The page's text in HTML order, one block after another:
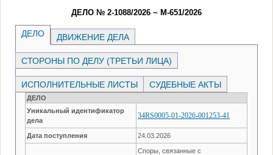
ДЕЛО № 2-1088/2026 ~ М-651/2026
ДЕЛО ДВИЖЕНИЕ ДЕЛА
СТОРОНЫ ПО ДЕЛУ (ТРЕТЬИ ЛИЦА)
ИСПОЛНИТЕЛЬНЫЕ ЛИСТЫ СУДЕБНЫЕ АКТЫ
ДЕЛО
Уникальный идентификатор
дела
34RS0005-01-2026-001253-41
Дата поступления 24.03.2026
Споры, связанные с